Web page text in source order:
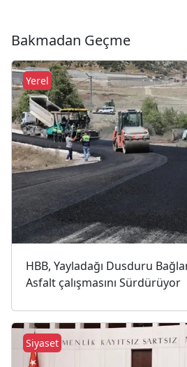
Bakmadan Geçme
HBB, Yayladağı Dusduru
Asfalt çalışmasını Sürdürüyor
Yerel
Siyaset